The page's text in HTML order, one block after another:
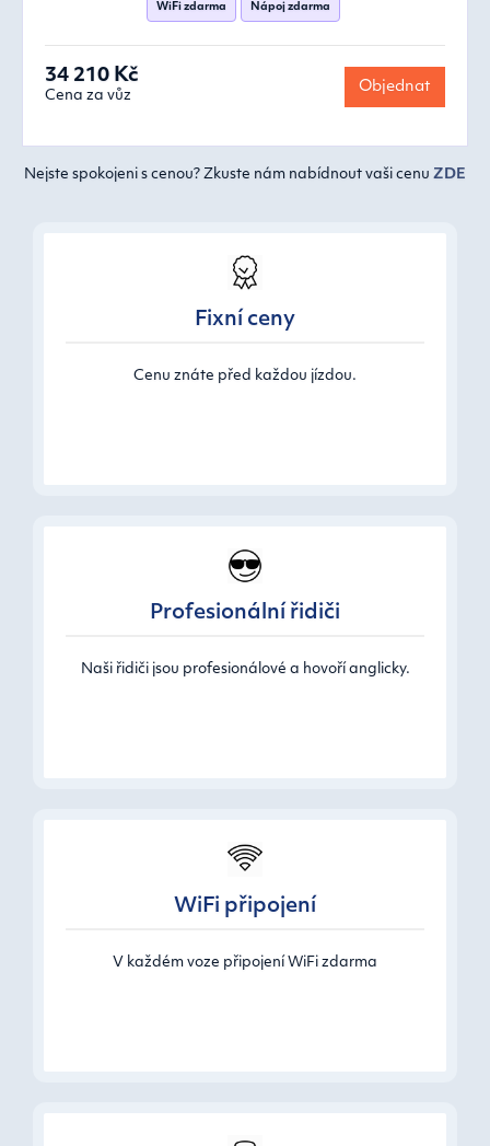
WiFi zdarma Nápoj zdarma
34 210 Kč
Cena za vůz
Objednat
Nejste spokojeni s cenou? Zkuste nám nabídnout vaši cenu ZDE
Fixní ceny
Cenu znáte před každou jízdou.
Profesionální řidiči
Naši řidiči jsou profesionálové a hovoří anglicky.
WiFi připojení
V každém voze připojení WiFi zdarma